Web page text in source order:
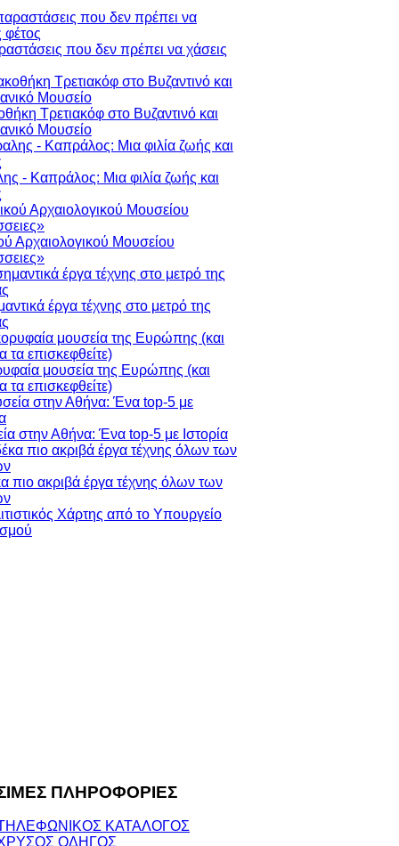
που δεν πρέπει να χάσεις
Τρετιακόφ στο Βυζαντινό και
Μουσείο
- Καπράλος: Μια φιλία ζωής και
Αρχαιολογικού Μουσείου
έργα τέχνης στο μετρό της
μουσεία της Ευρώπης (και
τα επισκεφθείτε)
στην Αθήνα: Ένα top-5 με Ιστορία
πιο ακριβά έργα τέχνης όλων των
ΠΛΗΡΟΦΟΡΙΕΣ
ΚΑΤΑΛΟΓΟΣ
ΟΔΗΓΟΣ